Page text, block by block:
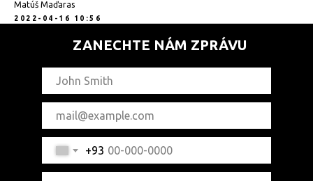
Matúš Maďaras
2022-04-16 10:56
ZANECHTE NÁM ZPRÁVU
+93